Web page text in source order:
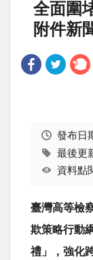
全面圍
附件新
發布日
最後更
資料點
臺灣高等檢
欺策略行動
禮」，強化